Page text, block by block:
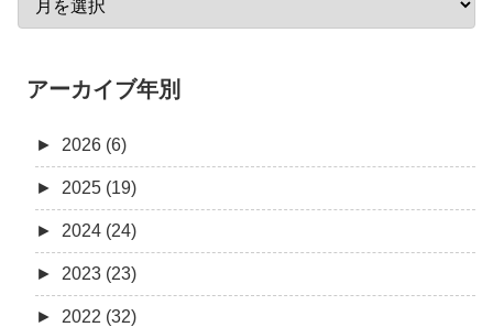
アーカイブ年別
► 2026 (6)
► 2025 (19)
► 2024 (24)
► 2023 (23)
► 2022 (32)